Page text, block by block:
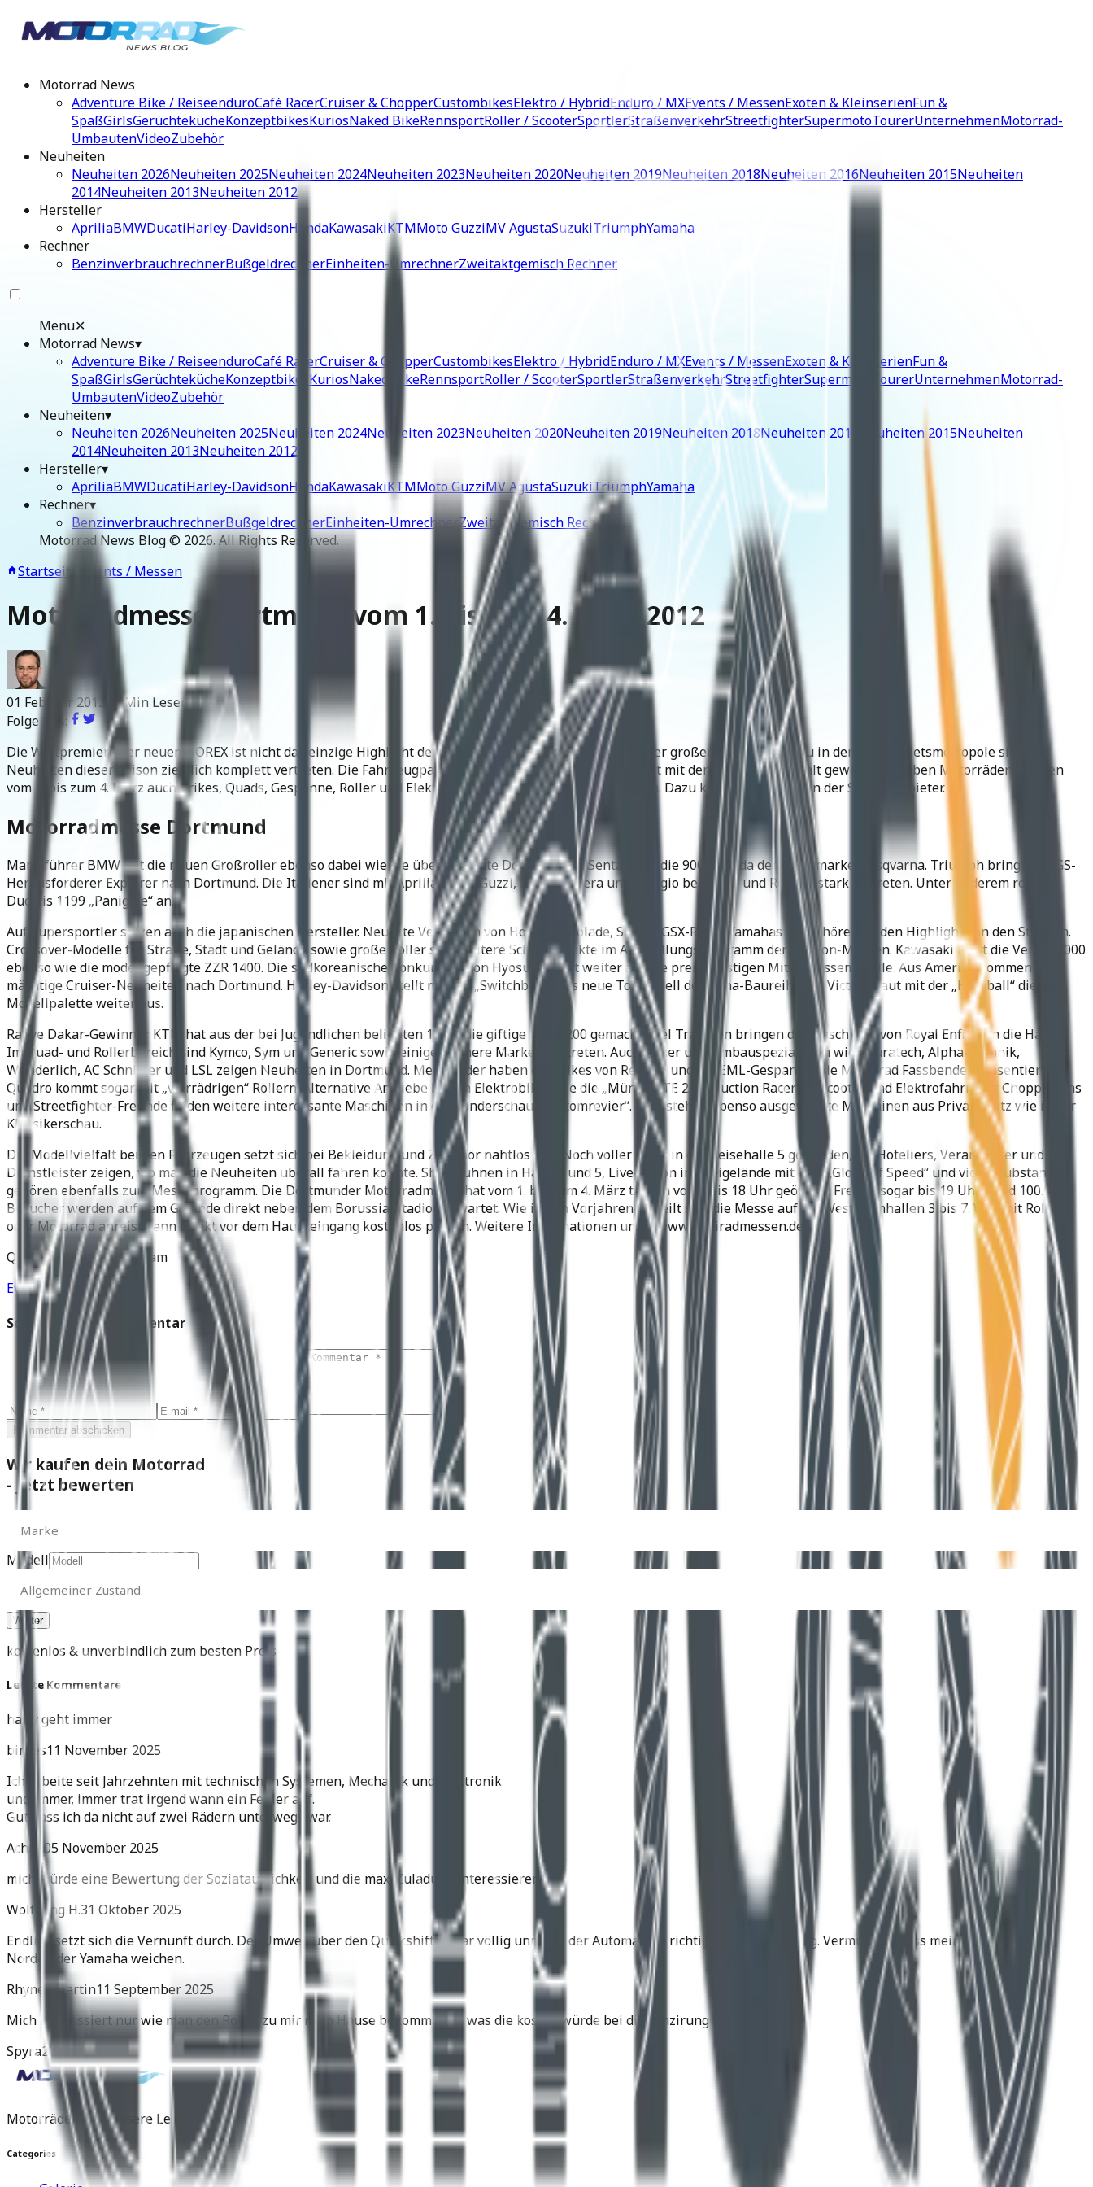
Motorrad News
Adventure Bike / ReiseenduroCafé RacerCruiser & ChopperCustombikesElektro / HybridEnduro / MXEvents / MessenExoten & KleinserienFun &
SpaßGirlsGerüchtekücheKonzeptbikesKuriosNaked BikeRennsportRoller / ScooterSportlerStraßenverkehrStreetfighterSupermotoTourerUnternehmenMotorrad-
UmbautenVideoZubehör
Neuheiten
Neuheiten 2026Neuheiten 2025Neuheiten 2024Neuheiten 2023Neuheiten 2020Neuheiten 2019Neuheiten 2018Neuheiten 2016Neuheiten 2015Neuheiten
2014Neuheiten 2013Neuheiten 2012
Hersteller
ApriliaBMWDucatiHarley-DavidsonHondaKawasakiKTMMoto GuzziMV AgustaSuzukiTriumphYamaha
Rechner
BenzinverbrauchrechnerBußgeldrechnerEinheiten-UmrechnerZweitaktgemisch Rechner
Menu✕
Motorrad News▾
Adventure Bike / ReiseenduroCafé RacerCruiser & ChopperCustombikesElektro / HybridEnduro / MXEvents / MessenExoten & KleinserienFun &
SpaßGirlsGerüchtekücheKonzeptbikes KuriosNaked BikeRennsportRoller / ScooterSportlerStraßenverkehrStreetfighterSupermoto TourerUnternehmenMotorrad-
UmbautenVideoZubehör
Neuheiten▾
Neuheiten 2026Neuheiten 2025Neuheiten 2024Neuheiten 2023Neuheiten 2020Neuheiten 2019Neuheiten 2018Neuheiten 2016 Neuheiten 2015Neuheiten
2014Neuheiten 2013Neuheiten 2012
Hersteller▾
ApriliaBMWDucatiHarley-DavidsonHondaKawasakiKTMMoto GuzziMV AgustaSuzukiTriumphYamaha
Rechner▾
BenzinverbrauchrechnerBußgeldrechnerEinheiten-UmrechnerZweitaktgemisch Rechner
Motorrad News Blog © 2026. All Rights Reserved.
Startseite
Events / Messen
Motorradmesse Dortmund vom 1. bis zum 4. März 2012
01 Februar 2012
~3 Min Lesen
Folge uns:
Die Weltpremiere der neuen HOREX ist nicht das einzige Highlight der Dortmunder Motorradmesse. Auf der großen Frühjahrsschau in der Ruhrgebietsmetropole sind die
Neuheiten dieser Saison ziemlich komplett vertreten. Die Fahrzeugpalette ist aber weitaus größer und hat mit den Jahren an Vielfalt gewonnen. Neben Motorrädern stehen
vom 1. bis zum 4. März auch Trikes, Quads, Gespanne, Roller und Elektrofahrzeuge in den Westfalenhallen. Dazu kommen Umbauten der Spezialanbieter.
Motorradmesse Dortmund
Marktführer BMW hat die neuen Großroller ebenso dabei wie die überarbeitete Doppel-R, die Sentao und die 900er Nuda der Zweitmarke Husqvarna. Triumph bringt den GS-
Herausforderer Explorer nach Dortmund. Die Italiener sind mit Aprilia, Moto Guzzi, Ducati, Gilera und Piaggio bei Bikes und Rollern stark vertreten. Unter anderem rollt
Ducatis 1199 „Panigale“ an.
Auf Supersportler setzen auch die japanischen Hersteller. Neueste Versionen von Honda Fireblade, Suzuki GSX-R und Yamahas R 1 gehören zu den Highlights an den Ständen.
Crossover-Modelle für Straße, Stadt und Gelände sowie große Roller sind weitere Schwerpunkte im Ausstellungsprogramm der Nippon-Marken. Kawasaki zeigt die Versys 1000
ebenso wie die modellgepflegte ZZR 1400. Die südkoreanische Konkurrenz von Hyosung setzt weiter auf die preisgünstigen Mittelklassemodelle. Aus Amerika kommen zwei
mächtige Cruiser-Neuheiten nach Dortmund. Harley-Davidson stellt mit der „Switchback“ das neue Topmodell der Dyna-Baureihe vor. Victory baut mit der „Highball“ die
Modellpalette weiter aus.
Rallye Dakar-Gewinner KTM hat aus der bei Jugendlichen beliebten 125er die giftige Duke 200 gemacht. Viel Tradition bringen die Maschinen von Royal Enfield in die Hallen.
Im Quad- und Rollerbereich sind Kymco, Sym und Generic sowie einige kleinere Marken vertreten. Auch Tuner und Umbauspezialisten wie Touratech, Alpha-Technik,
Wunderlich, AC Schnitzer und LSL zeigen Neuheiten in Dortmund. Mehr Räder haben die Trikes von Rewaco und die EML-Gespanne, die Motorrad Fassbender präsentiert.
Quadro kommt sogar mit „vierrädrigen“ Rollern. Alternative Antriebe bieten Elektrobikes wie die „Münch TTE 2 Production Racer“, E-Scooter und Elektrofahrräder. Chopperfans
und Streetfighter-Freunde finden weitere interessante Maschinen in der Sonderschau „Customrevier“. Dort stehen ebenso ausgewählte Maschinen aus Privatbesitz wie in der
Klassikerschau.
Die Modellvielfalt bei den Fahrzeugen setzt sich bei Bekleidung und Zubehör nahtlos fort. Noch voller ist es in der Reisehalle 5 geworden, wo Hoteliers, Veranstalter und
Dienstleister zeigen, wo man die Neuheiten überall fahren könnte. Showbühnen in Halle 3 und 5, Live-Action im Freigelände mit dem „Globe of Speed“ und viele Clubstände
gehören ebenfalls zum Messeprogramm. Die Dortmunder Motorradmesse hat vom 1. bis zum 4. März täglich von 9 bis 18 Uhr geöffnet, Freitag sogar bis 19 Uhr. Rund 100.000
Besucher werden auf dem Gelände direkt neben dem Borussia-Stadion erwartet. Wie in den Vorjahren verteilt sich die Messe auf die Westfalenhallen 3 bis 7. Wer mit Roller
oder Motorrad anreist kann direkt vor dem Haupteingang kostenlos parken. Weitere Informationen unter www.zweiradmessen.de.
Quelle & Bild: TWIN-Team
Events / Messen
Schreibe einen Kommentar
Kommentar abschicken
Wir kaufen dein Motorrad
- Jetzt bewerten
Marke
Modell
Zustand
Allgemeiner Zustand
kostenlos & unverbindlich zum besten Preis
Letzte Kommentare
harly geht immer
birnes11 November 2025
Ich arbeite seit Jahrzehnten mit technischen Systemen, Mechanik und Elektronik
und immer, immer trat irgend wann ein Fehler auf.
Gut dass ich da nicht auf zwei Rädern unterwegs war.
Achim 05 November 2025
mich würde eine Bewertung der Soziatauglichkeit und die max. Zuladung interessieren.
Wolfgang H.31 Oktober 2025
Endlich setzt sich die Vernunft durch. Der Umweg über den Quickshifter war völlig unnötig, der Automat die richtige Zukunftslösung. Vermutlich muss meine Husqvarna
Norden der Yamaha weichen.
Rhyner Martin11 September 2025
Mich interessiert nur wie man den Roller zu mir nach Hause bekommt und was die kosten würde bei dir Fünzirung sind .
Spyra22 Juli 2025
Motorräder sind unsere Leidenschaft.
Categories